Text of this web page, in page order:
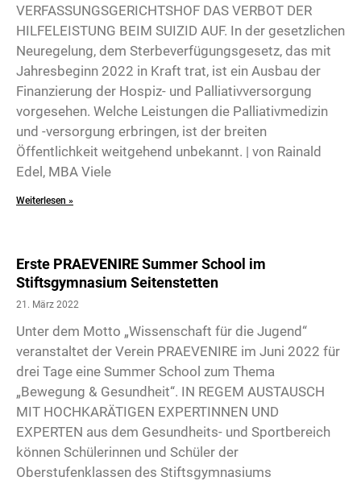
VERFASSUNGSGERICHTSHOF DAS VERBOT DER
HILFELEISTUNG BEIM SUIZID AUF. In der gesetzlichen
Neuregelung, dem Sterbeverfügungsgesetz, das mit
Jahresbeginn 2022 in Kraft trat, ist ein Ausbau der
Finanzierung der Hospiz- und Palliativversorgung
vorgesehen. Welche Leistungen die Palliativmedizin
und -versorgung erbringen, ist der breiten
Öffentlichkeit weitgehend unbekannt. | von Rainald
Edel, MBA Viele
Weiterlesen »
Erste PRAEVENIRE Summer School im
Stiftsgymnasium Seitenstetten
21. März 2022
Unter dem Motto „Wissenschaft für die Jugend“
veranstaltet der Verein PRAEVENIRE im Juni 2022 für
drei Tage eine Summer School zum Thema
„Bewegung & Gesundheit“. IN REGEM AUSTAUSCH
MIT HOCHKARÄTIGEN EXPERTINNEN UND
EXPERTEN aus dem Gesundheits- und Sportbereich
können Schülerinnen und Schüler der
Oberstufenklassen des Stiftsgymnasiums